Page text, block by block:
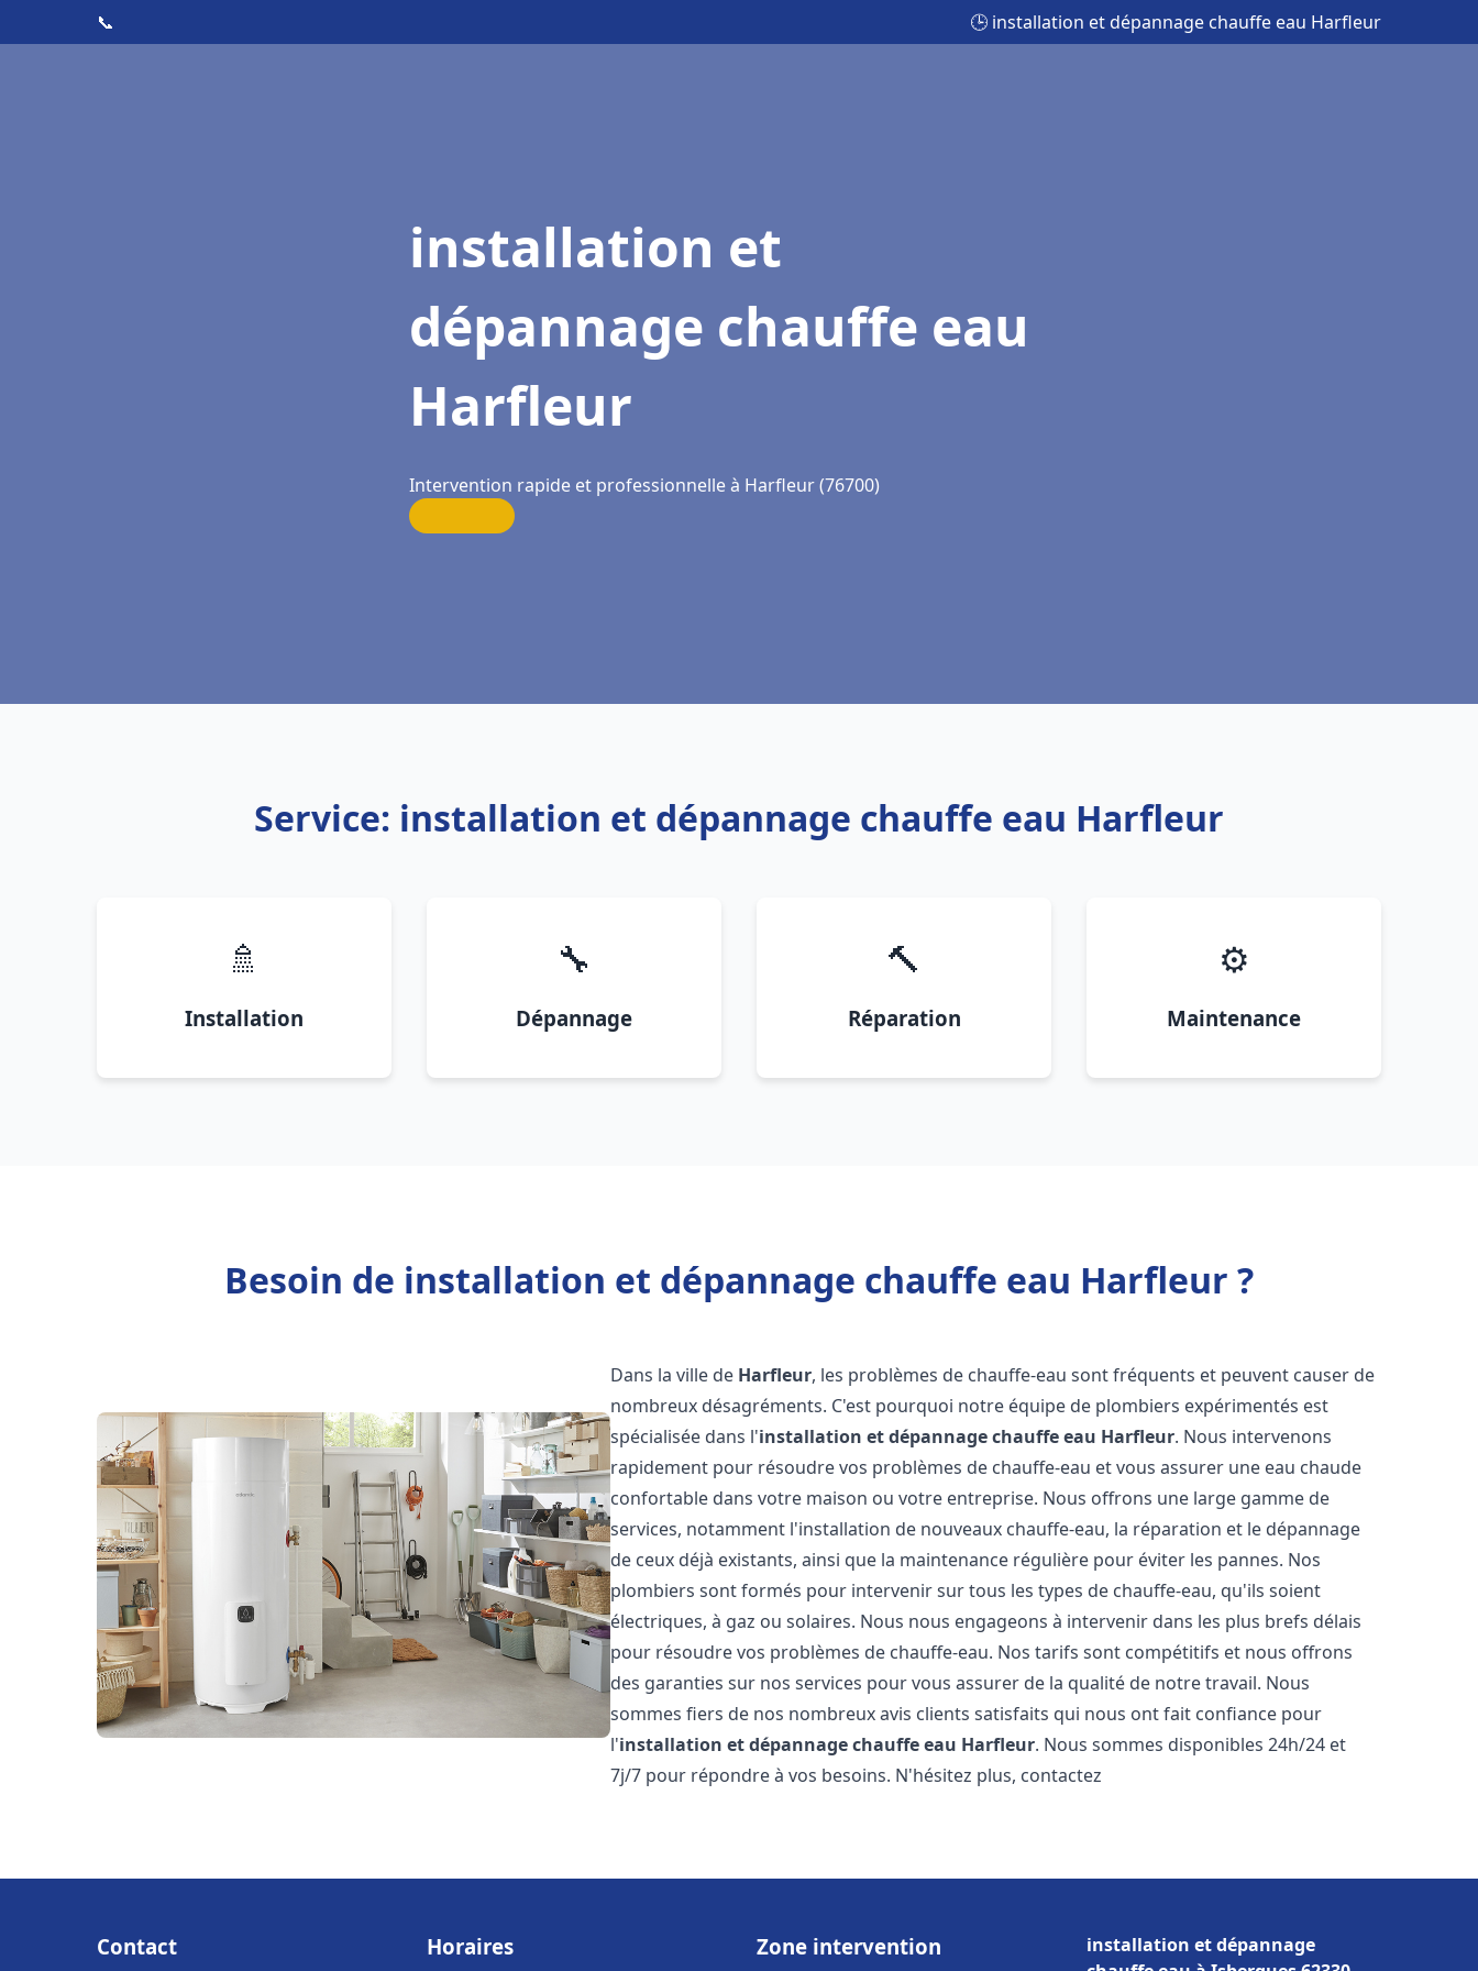
📞 🕒 installation et dépannage chauffe eau Harfleur
installation et
dépannage chauffe eau
Harfleur
Intervention rapide et professionnelle à Harfleur (76700)
Service: installation et dépannage chauffe eau Harfleur
🚿
Installation
🔧
Dépannage
🔨
Réparation
⚙️
Maintenance
Besoin de installation et dépannage chauffe eau Harfleur ?
Dans la ville de Harfleur, les problèmes de chauffe-eau sont fréquents et peuvent causer de
nombreux désagréments. C'est pourquoi notre équipe de plombiers expérimentés est
spécialisée dans l'installation et dépannage chauffe eau Harfleur. Nous intervenons
rapidement pour résoudre vos problèmes de chauffe-eau et vous assurer une eau chaude
confortable dans votre maison ou votre entreprise. Nous offrons une large gamme de
services, notamment l'installation de nouveaux chauffe-eau, la réparation et le dépannage
de ceux déjà existants, ainsi que la maintenance régulière pour éviter les pannes. Nos
plombiers sont formés pour intervenir sur tous les types de chauffe-eau, qu'ils soient
électriques, à gaz ou solaires. Nous nous engageons à intervenir dans les plus brefs délais
pour résoudre vos problèmes de chauffe-eau. Nos tarifs sont compétitifs et nous offrons
des garanties sur nos services pour vous assurer de la qualité de notre travail. Nous
sommes fiers de nos nombreux avis clients satisfaits qui nous ont fait confiance pour
l'installation et dépannage chauffe eau Harfleur. Nous sommes disponibles 24h/24 et
7j/7 pour répondre à vos besoins. N'hésitez plus, contactez
Contact Horaires Zone intervention
installation et dépannage